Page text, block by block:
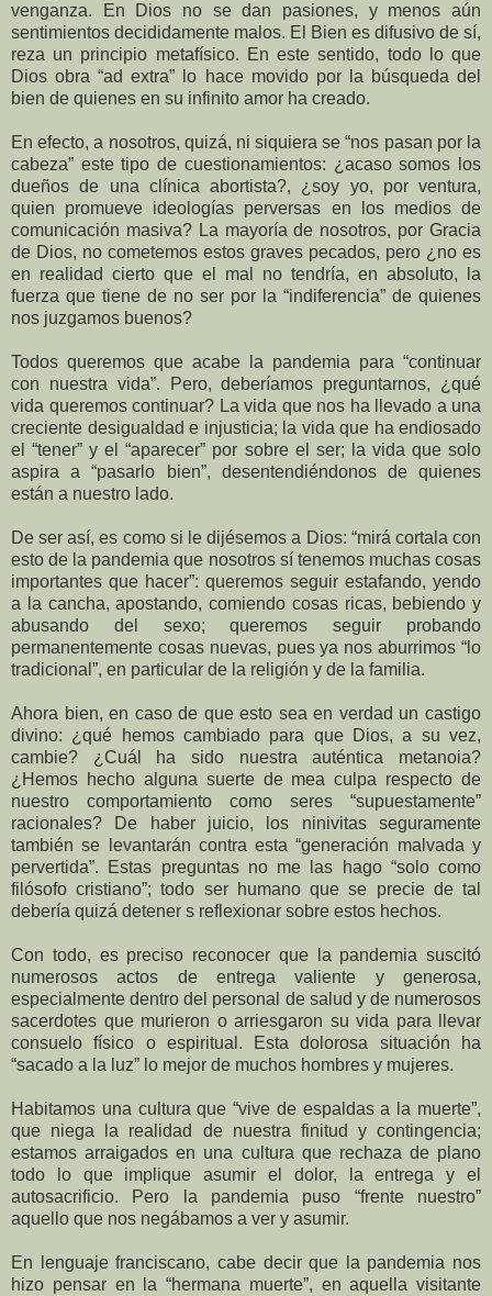
venganza. En Dios no se dan pasiones, y menos aún
sentimientos decididamente malos. El Bien es difusivo de sí,
reza un principio metafísico. En este sentido, todo lo que
Dios obra “ad extra” lo hace movido por la búsqueda del
bien de quienes en su infinito amor ha creado.
En efecto, a nosotros, quizá, ni siquiera se “nos pasan por la
cabeza” este tipo de cuestionamientos: ¿acaso somos los
dueños de una clínica abortista?, ¿soy yo, por ventura,
quien promueve ideologías perversas en los medios de
comunicación masiva? La mayoría de nosotros, por Gracia
de Dios, no cometemos estos graves pecados, pero ¿no es
en realidad cierto que el mal no tendría, en absoluto, la
fuerza que tiene de no ser por la “indiferencia” de quienes
nos juzgamos buenos?
Todos queremos que acabe la pandemia para “continuar
con nuestra vida”. Pero, deberíamos preguntarnos, ¿qué
vida queremos continuar? La vida que nos ha llevado a una
creciente desigualdad e injusticia; la vida que ha endiosado
el “tener” y el “aparecer” por sobre el ser; la vida que solo
aspira a “pasarlo bien”, desentendiéndonos de quienes
están a nuestro lado.
De ser así, es como si le dijésemos a Dios: “mirá cortala con
esto de la pandemia que nosotros sí tenemos muchas cosas
importantes que hacer”: queremos seguir estafando, yendo
a la cancha, apostando, comiendo cosas ricas, bebiendo y
abusando del sexo; queremos seguir probando
permanentemente cosas nuevas, pues ya nos aburrimos “lo
tradicional”, en particular de la religión y de la familia.
Ahora bien, en caso de que esto sea en verdad un castigo
divino: ¿qué hemos cambiado para que Dios, a su vez,
cambie? ¿Cuál ha sido nuestra auténtica metanoia?
¿Hemos hecho alguna suerte de mea culpa respecto de
nuestro comportamiento como seres “supuestamente”
racionales? De haber juicio, los ninivitas seguramente
también se levantarán contra esta “generación malvada y
pervertida”. Estas preguntas no me las hago “solo como
filósofo cristiano”; todo ser humano que se precie de tal
debería quizá detener s reflexionar sobre estos hechos.
Con todo, es preciso reconocer que la pandemia suscitó
numerosos actos de entrega valiente y generosa,
especialmente dentro del personal de salud y de numerosos
sacerdotes que murieron o arriesgaron su vida para llevar
consuelo físico o espiritual. Esta dolorosa situación ha
“sacado a la luz” lo mejor de muchos hombres y mujeres.
Habitamos una cultura que “vive de espaldas a la muerte”,
que niega la realidad de nuestra finitud y contingencia;
estamos arraigados en una cultura que rechaza de plano
todo lo que implique asumir el dolor, la entrega y el
autosacrificio. Pero la pandemia puso “frente nuestro”
aquello que nos negábamos a ver y asumir.
En lenguaje franciscano, cabe decir que la pandemia nos
hizo pensar en la “hermana muerte”, en aquella visitante